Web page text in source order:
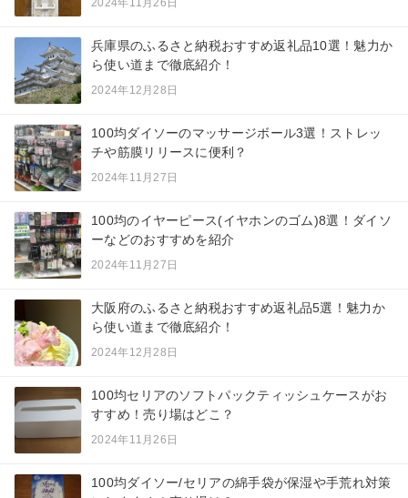
2024年11月26日
兵庫県のふるさと納税おすすめ返礼品10選！魅力か
ら使い道まで徹底紹介！
2024年12月28日
100均ダイソーのマッサージボール3選！ストレッ
チや筋膜リリースに便利？
2024年11月27日
100均のイヤーピース(イヤホンのゴム)8選！ダイソ
ーなどのおすすめを紹介
2024年11月27日
大阪府のふるさと納税おすすめ返礼品5選！魅力か
ら使い道まで徹底紹介！
2024年12月28日
100均セリアのソフトパックティッシュケースがお
すすめ！売り場はどこ？
2024年11月26日
100均ダイソー/セリアの綿手袋が保湿や手荒れ対策